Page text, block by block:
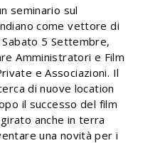
seminario sul
come vettore di
5 Settembre,
Amministratori e Film
e Associazioni. Il
di nuove location
il successo del film
anche in terra
una novità per i